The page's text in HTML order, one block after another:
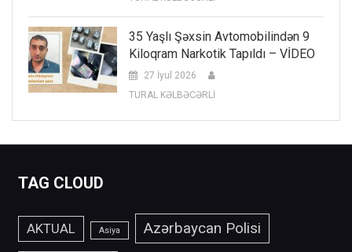
35 Yaşlı Şəxsin Avtomobilindən 9
Kiloqram Narkotik Tapıldı – VİDEO
27 İyul 2026
TURAL KƏLBƏCƏRLİ
TAG CLOUD
AKTUAL Asiya Azərbaycan Polisi